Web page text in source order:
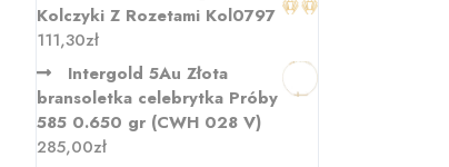
Kolczyki Z Rozetami Kol0797
111,30zł
Intergold 5Au Złota
bransoletka celebrytka Próby
585 0.650 gr (CWH 028 V)
285,00zł